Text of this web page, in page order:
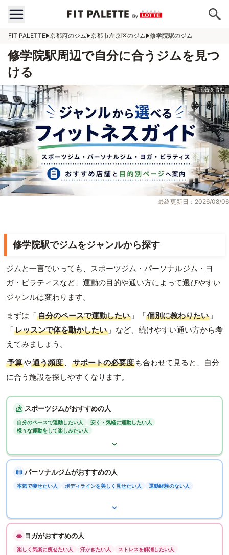
FIT PALETTE 京都府のジム 京都市左京区のジム 修学院駅のジム
修学院駅周辺で自分に合うジムを見つ
ける
最終更新日：2026/08/06
修学院駅でジムをジャンルから探す
ジムと一言でいっても、スポーツジム・パーソナルジム・ヨ
ガ・ピラティスなど、運動の目的や通い方によって選びやすい
ジャンルは変わります。
まずは「自分のペースで運動したい 」「個別に教わりたい 」
「レッスンで体を動かしたい 」など、続けやすい通い方から考
えてみましょう。
予算や通う頻度 、 サポートの必要度 も合わせて見ると、自分
に合う施設を探しやすくなります。
スポーツジムがおすすめの人
自分のペースで運動したい人
安く・気軽に運動したい人
様々な運動をして楽しみたい人
パーソナルジムがおすすめの人
本気で痩せたい人 ボディラインを美しく見せたい人 運動経験のない人
ヨガがおすすめの人
楽しく気楽に痩せたい人 汗かきたい人 ストレスを解消したい人